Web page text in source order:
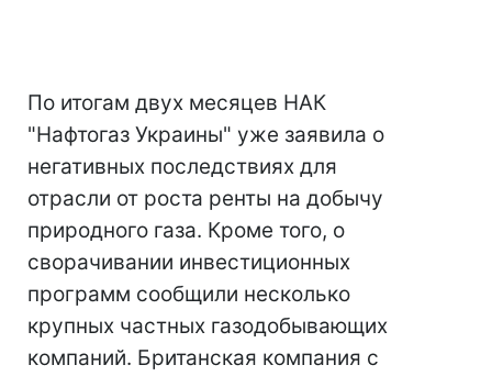
По итогам двух месяцев НАК
"Нафтогаз Украины" уже заявила о
негативных последствиях для
отрасли от роста ренты на добычу
природного газа. Кроме того, о
сворачивании инвестиционных
программ сообщили несколько
крупных частных газодобывающих
компаний. Британская компания с